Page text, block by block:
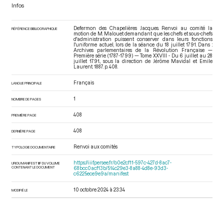
Infos
RÉFÉRENCE BIBLIOGRAPHIQUE
Defermon des Chapelières Jacques. Renvoi au comité la
motion de M. Malouet demandant que les chefs et sous-chefs
d'administration puissent conserver dans leurs fonctions
l'uniforme actuel, lors de la séance du 18 juillet 1791. Dans :
Archives parlementaires de la Révolution Française —
Première série (1787-1799) — Tome XXVIII - Du 6 juillet au 28
juillet 1791.
, sous la direction de Jérôme Mavidal et Emile
Laurent. 1887. p. 408.
LANGUE PRINCIPALE Français
NOMBRE DE PAGES 1
PREMIÈRE PAGE 408
DERNIÈRE PAGE 408
TYPOLOGIE DOCUMENTAIRE Renvoi aux comités
URI DU MANIFEST IIIF DU VOLUME
CONTENANT LE DOCUMENT
https://iiif.persee.fr/b0e2cf11-597c-427d-8ac7-
68bcc0acf13b/514c29e3-8a88-4d8e-93d3-
c6225ece9e9a/manifest
MODIFIÉ LE 10 octobre 2024 à 23:34